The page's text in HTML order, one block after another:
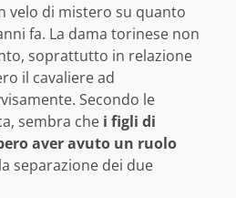
velo di mistero su quanto
fa. La dama torinese non
soprattutto in relazione
il cavaliere ad
Secondo le
sembra che i figli di
aver avuto un ruolo
separazione dei due